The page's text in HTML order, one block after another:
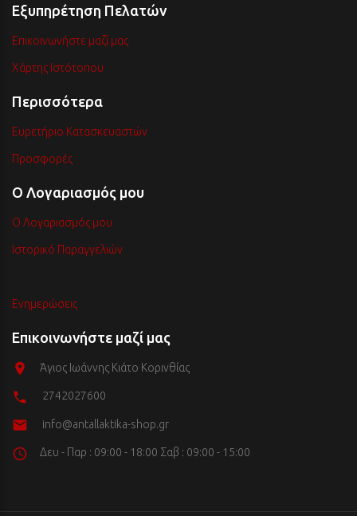
Εξυπηρέτηση Πελατών
Επικοινωνήστε μαζί μας
Χάρτης Ιστότοπου
Περισσότερα
Ευρετήριο Κατασκευαστών
Προσφορές
Ο Λογαριασμός μου
Ο Λογαριασμός μου
Ιστορικό Παραγγελιών
Ενημερώσεις
Επικοινωνήστε μαζί μας
Άγιος Ιωάννης Κιάτο Κορινθίας
2742027600
info@antallaktika-shop.gr
Δευ - Παρ : 09:00 - 18:00 Σαβ : 09:00 - 15:00